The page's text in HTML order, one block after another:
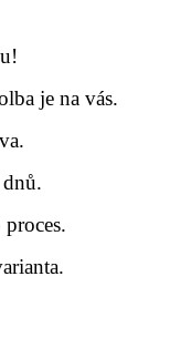
je na vás.